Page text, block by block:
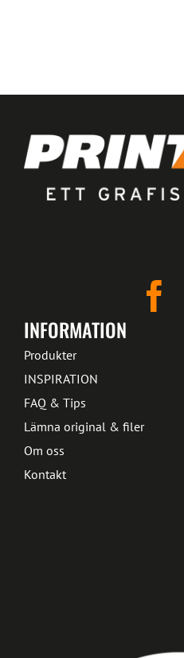
INFORMATION
Produkter
INSPIRATION
FAQ & Tips
Lämna original & filer
Om oss
Kontakt